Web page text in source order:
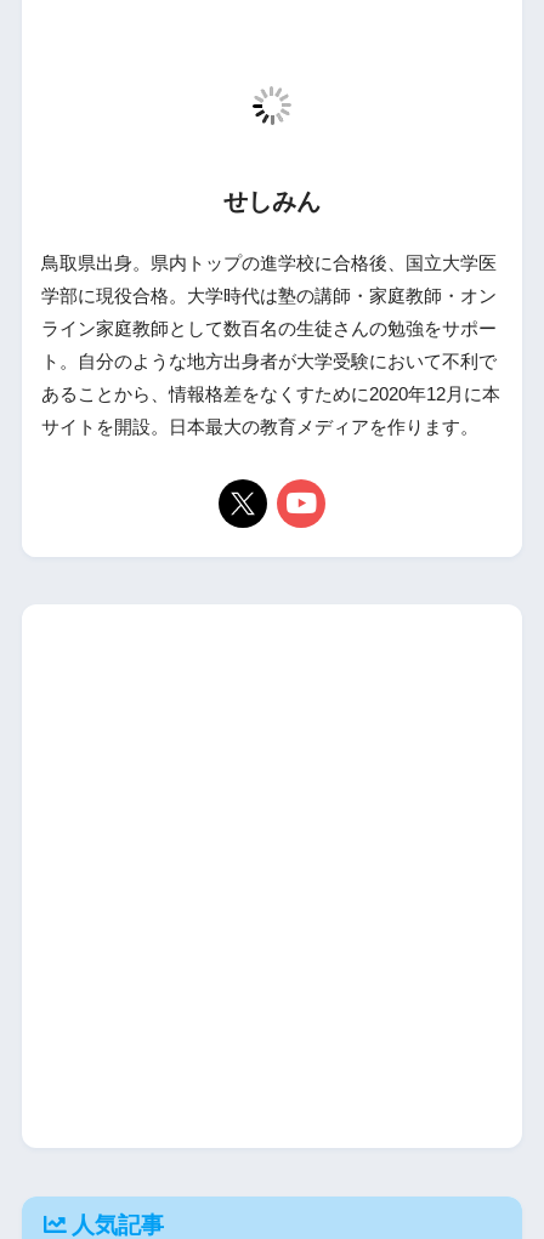
せしみん
鳥取県出身。県内トップの進学校に合格後、国立大学医
学部に現役合格。大学時代は塾の講師・家庭教師・オン
ライン家庭教師として数百名の生徒さんの勉強をサポー
ト。自分のような地方出身者が大学受験において不利で
あることから、情報格差をなくすために2020年12月に本
サイトを開設。日本最大の教育メディアを作ります。
人気記事